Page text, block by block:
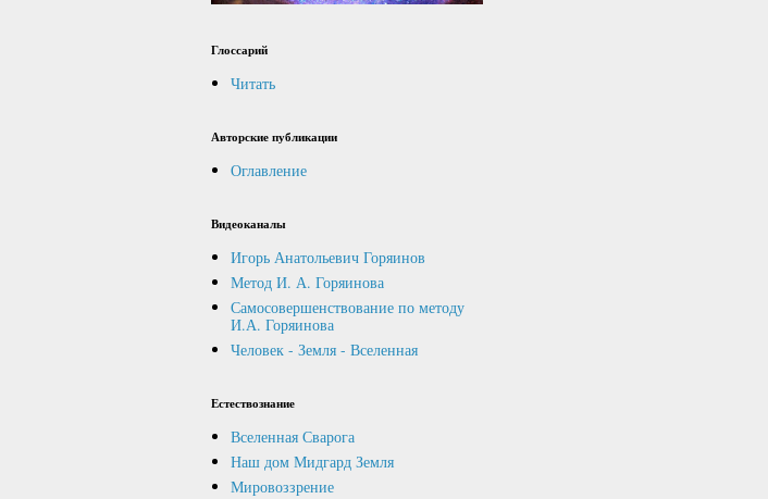
Глоссарий
Читать
Авторские публикации
Оглавление
Видеоканалы
Игорь Анатольевич Горяинов
Метод И. А. Горяинова
Самосовершенствование по методу
И.А. Горяинова
Человек - Земля - Вселенная
Естествознание
Вселенная Сварога
Наш дом Мидгард Земля
Мировоззрение